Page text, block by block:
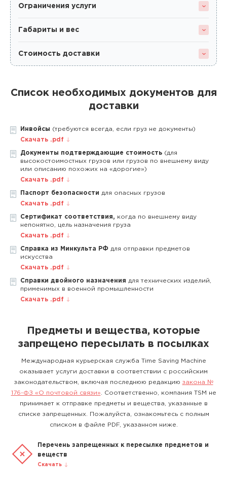
Ограничения услуги
Габариты и вес
Стоимость доставки
Список необходимых документов для
доставки
Инвойсы (требуются всегда, если груз не документы)
Скачать .pdf
Документы подтверждающие стоимость (для
высокостоимостных грузов или грузов по внешнему виду
или описанию похожих на «дорогие»)
Скачать .pdf
Паспорт безопасности для опасных грузов
Скачать .pdf
Сертификат соответствия, когда по внешнему виду
непонятно, цель назначения груза
Скачать .pdf
Справка из Минкульта РФ для отправки предметов
искусства
Скачать .pdf
Справки двойного назначения для технических изделий,
применимых в военной промышленности
Скачать .pdf
Предметы и вещества, которые
запрещено пересылать в посылках
Международная курьерская служба Time Saving Machine
оказывает услуги доставки в соответствии с российским
законодательством, включая последнюю редакцию закона №
176-ФЗ «О почтовой связи» . Соответственно, компания TSM не
принимает к отправке предметы и вещества, указанные в
списке запрещенных. Пожалуйста, ознакомьтесь с полным
списком в файле PDF, указанном ниже.
Перечень запрещенных к пересылке предметов и
веществ
Скачать